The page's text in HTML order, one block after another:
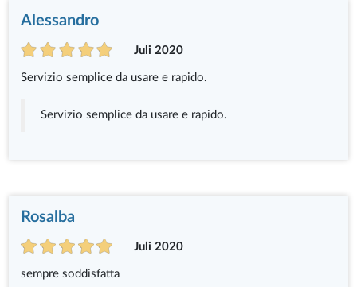
Alessandro
Juli 2020
Servizio semplice da usare e rapido.
Servizio semplice da usare e rapido.
Rosalba
Juli 2020
sempre soddisfatta